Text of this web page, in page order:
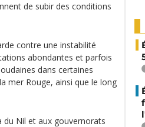
de subir des conditions
contre une instabilité
abondantes et parfois
dans certaines
mer Rouge, ainsi que le long
du Nil et aux gouvernorats